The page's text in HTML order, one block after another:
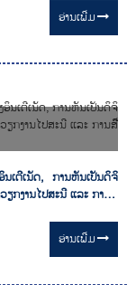
ອ່ານ​ເພີ່ມ
ເຕີເນັດ, ການຫັນເປັນດິຈິ
ກງານໄປສະນີ ແລະ ການສືື່
ອ່ານ​ເພີ່ມ